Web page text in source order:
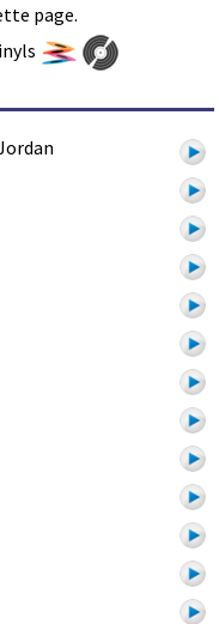
page.